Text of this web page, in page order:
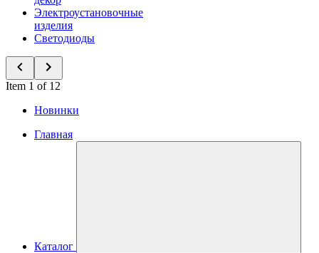
Электроустановочные
изделия
Светодиоды
Item 1 of 12
Новинки
Главная
Каталог